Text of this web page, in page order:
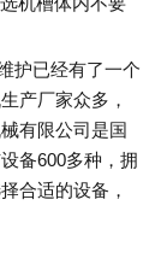
护已经有了一个
产厂家众多，
有限公司是国
备600多种，拥
合适的设备，